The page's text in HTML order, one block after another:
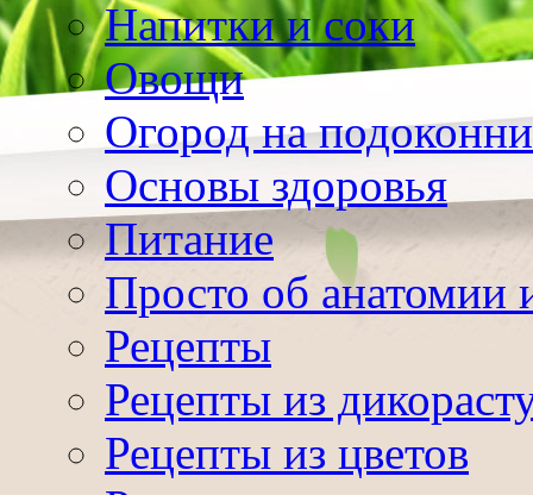
Напитки и соки
Овощи
Огород на
Основы здоровья
Питание
Просто об анатомии
Рецепты
Рецепты из
Рецепты из цветов